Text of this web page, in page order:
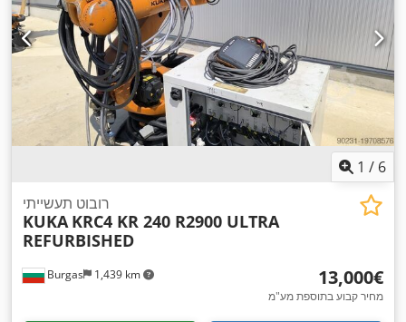
1 / 6
Burgas 1,439 km
רובוט תעשייתי
KUKA KRC4 KR 240 R2900 ULTRA
REFURBISHED
‏13,000 ‏€
מחיר קבוע בתוספת מע"מ